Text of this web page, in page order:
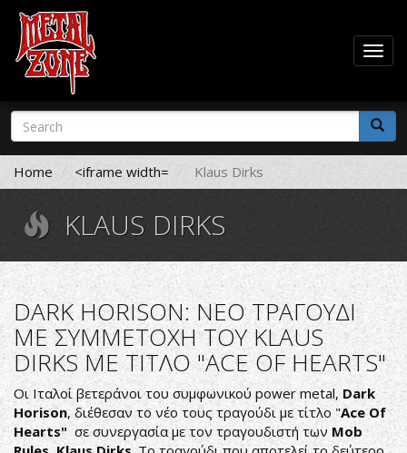
Skip
main
content
Search
form
Search
Home <iframe width= Klaus Dirks
KLAUS DIRKS
DARK HORISON: ΝΕΟ ΤΡΑΓΟΥΔΙ
ΜΕ ΣΥΜΜΕΤΟΧΗ ΤΟΥ KLAUS
DIRKS ΜΕ ΤΙΤΛΟ "ACE OF HEARTS"
Οι Ιταλοί βετεράνοι του συμφωνικού power metal,Dark
Horison, διέθεσαν το νέο τους τραγούδι με τίτλο "Ace Of
Hearts"σε συνεργασία με τον τραγουδιστή των Mob